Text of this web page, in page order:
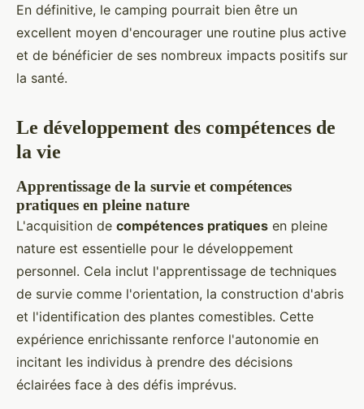
En définitive, le camping pourrait bien être un
excellent moyen d'encourager une routine plus active
et de bénéficier de ses nombreux impacts positifs sur
la santé.
Le développement des compétences de
la vie
Apprentissage de la survie et compétences
pratiques en pleine nature
L'acquisition de compétences pratiques en pleine
nature est essentielle pour le développement
personnel. Cela inclut l'apprentissage de techniques
de survie comme l'orientation, la construction d'abris
et l'identification des plantes comestibles. Cette
expérience enrichissante renforce l'autonomie en
incitant les individus à prendre des décisions
éclairées face à des défis imprévus.